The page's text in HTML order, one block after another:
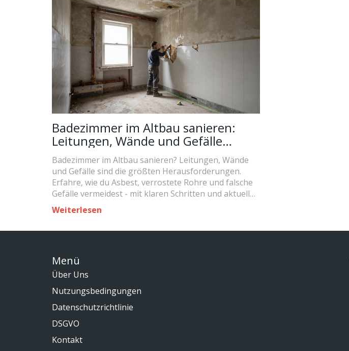
Badezimmer im Altbau sanieren:
Leitungen, Wände und Gefälle
richtig planen
Badezimmer im Altbau sanieren? Leitungen, Wände
und Gefälle sind die größten Herausforderungen.
Erfahre, wie du Asbest, verrostete Rohre und falsche
Gefälle vermeidest - mit klaren Schritten und aktuellen
Normen.
Weiterlesen
Menü
Über Uns
Nutzungsbedingungen
Datenschutzrichtlinie
DSGVO
Kontakt